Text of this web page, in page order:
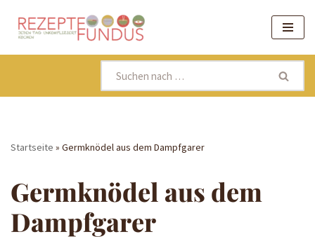
Zum
Inhalt
Startseite » Germknödel aus dem Dampfgarer
Germknödel aus dem
Dampfgarer